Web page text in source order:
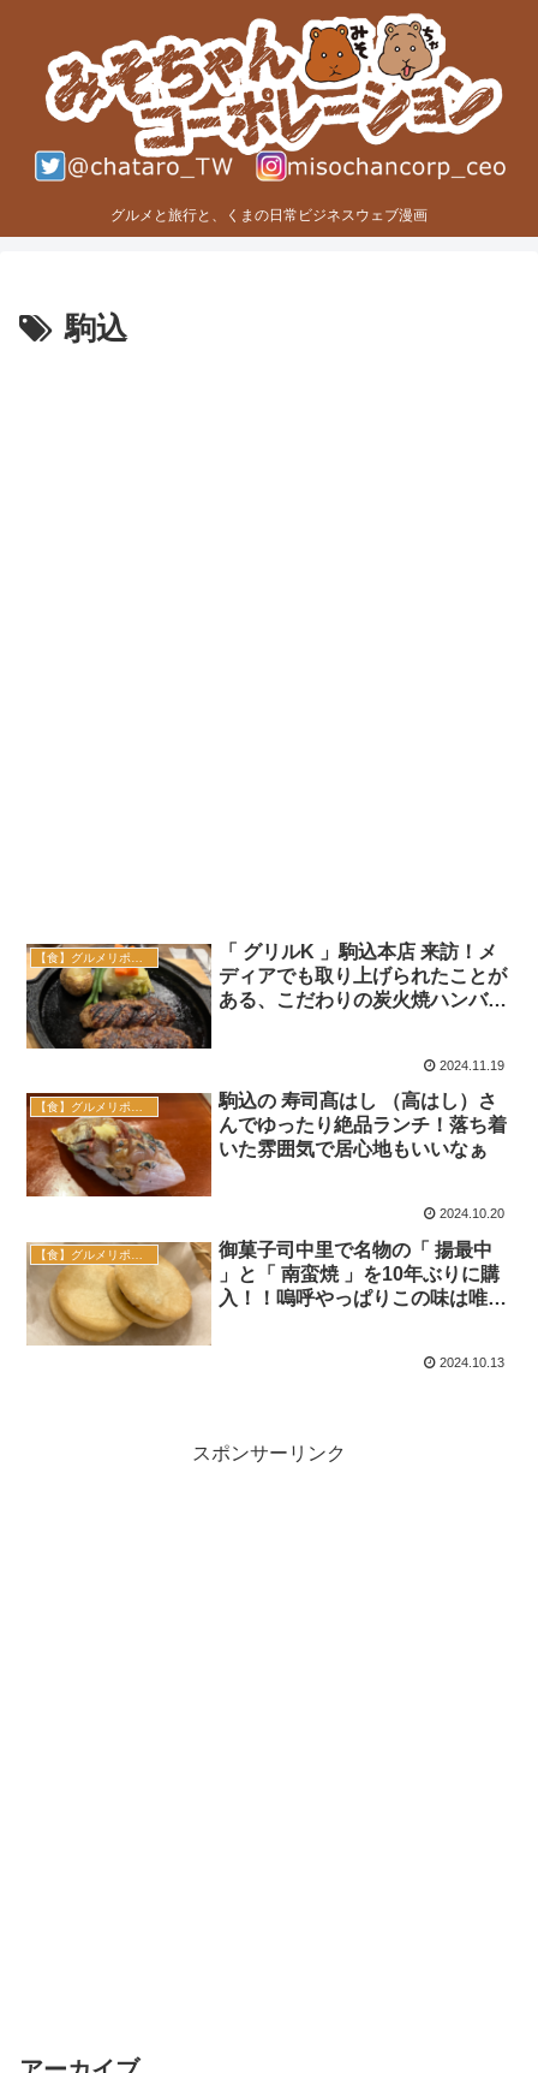
グルメと旅行と、くまの日常ビジネスウェブ漫画
駒込
「 グリルK 」駒込本店 来訪！メ
ディアでも取り上げられたことが
ある、こだわりの炭火焼ハンバー
2024.11.19
駒込の 寿司髙はし （高はし）さ
んでゆったり絶品ランチ！落ち着
いた雰囲気で居心地もいいなぁ
2024.10.20
【食】グルメリポート
御菓子司中里で名物の「 揚最中
」と「 南蛮焼 」を10年ぶりに購
入！！嗚呼やっぱりこの味は唯一
2024.10.13
スポンサーリンク